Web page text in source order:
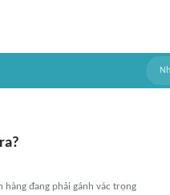
đang phải gánh vác trọng